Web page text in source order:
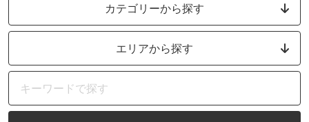
カテゴリーから探す
エリアから探す